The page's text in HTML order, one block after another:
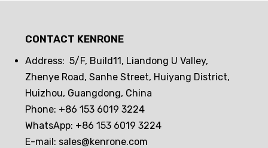
CONTACT KENRONE
Address: 5/F, Build11, Liandong U Valley,
Zhenye Road, Sanhe Street, Huiyang District,
Huizhou, Guangdong, China
Phone: +86 153 6019 3224
WhatsApp: +86 153 6019 3224
E-mail: sales@kenrone.com